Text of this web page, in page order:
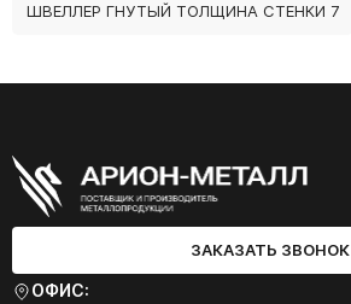
ШВЕЛЛЕР ГНУТЫЙ ТОЛЩИНА СТЕНКИ 7
ЗАКАЗАТЬ ЗВОНОК
ОФИС: